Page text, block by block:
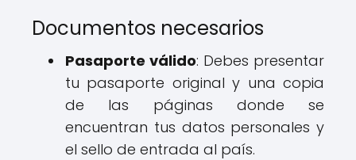
Documentos necesarios
Pasaporte válido: Debes presentar
tu pasaporte original y una copia
de las páginas donde se
encuentran tus datos personales y
el sello de entrada al país.